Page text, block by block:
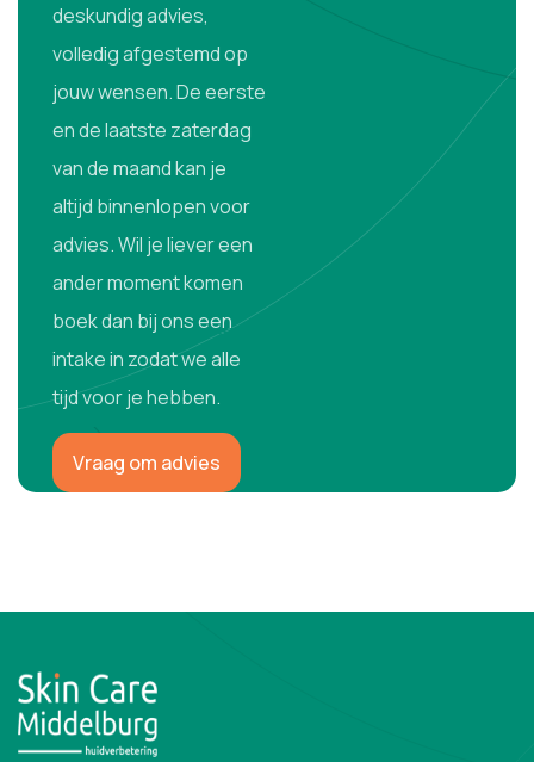
deskundig advies,
volledig afgestemd op
jouw wensen. De eerste
en de laatste zaterdag
van de maand kan je
altijd binnenlopen voor
advies. Wil je liever een
ander moment komen
boek dan bij ons een
intake in zodat we alle
tijd voor je hebben.
Vraag om advies